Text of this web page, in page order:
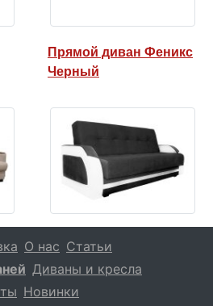
Прямой диван Феникс
Черный
О нас Статьи
Диваны и кресла
Новинки